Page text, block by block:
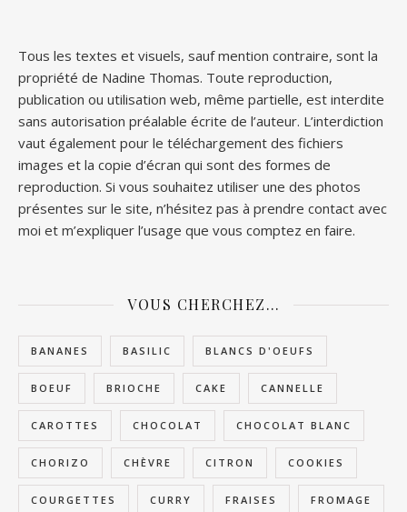
Tous les textes et visuels, sauf mention contraire, sont la
propriété de Nadine Thomas. Toute reproduction,
publication ou utilisation web, même partielle, est interdite
sans autorisation préalable écrite de l’auteur. L’interdiction
vaut également pour le téléchargement des fichiers
images et la copie d’écran qui sont des formes de
reproduction. Si vous souhaitez utiliser une des photos
présentes sur le site, n’hésitez pas à prendre contact avec
moi et m’expliquer l’usage que vous comptez en faire.
VOUS CHERCHEZ…
BANANES BASILIC BLANCS D'OEUFS
BOEUF BRIOCHE CAKE CANNELLE
CAROTTES CHOCOLAT CHOCOLAT BLANC
CHORIZO CHÈVRE CITRON COOKIES
COURGETTES CURRY FRAISES FROMAGE